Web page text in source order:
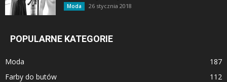
Moda 26 stycznia 2018
POPULARNE KATEGORIE
Moda
187
Farby do butów
112